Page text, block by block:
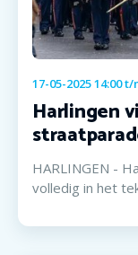
17-05-2025 14:00t/
Harlingen
HARLINGEN -
volledig in het